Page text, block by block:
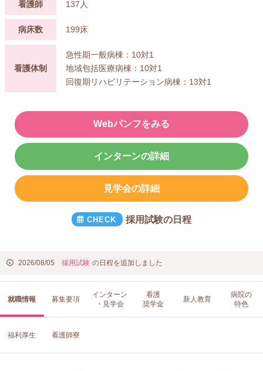
看護師 137人
病床数 199床
看護体制
急性期一般病棟：10対1
地域包括医療病棟：10対1
回復期リハビリテーション病棟：13対1
Webパンフをみる
インターンの詳細
見学会の詳細
採用試験の日程
2026/08/05 採用試験 の日程を追加しました
就職情報 募集要項
インターン
・見学会
看護
奨学金
新人教育
病院の
特色
福利厚生 看護師寮